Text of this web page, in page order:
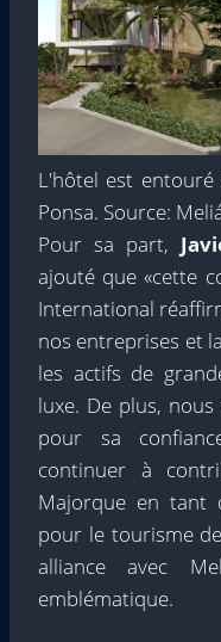
L'hôtel est
Ponsa. Source:
Pour sa part,
ajouté que «cette
International
nos entreprises et
les actifs de
luxe. De plus,
pour sa
continuer à
Majorque en tant
pour le tourisme
alliance avec
emblématique.